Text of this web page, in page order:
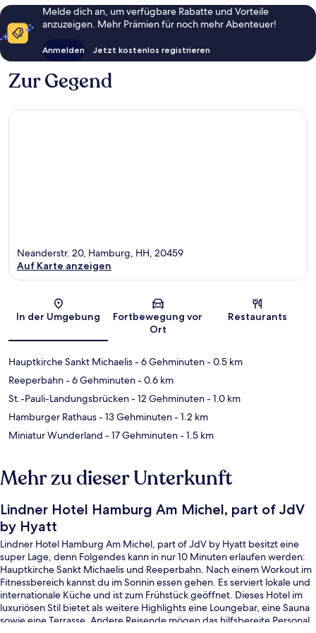
Melde dich an, um verfügbare Rabatte und Vorteile
anzuzeigen. Mehr Prämien für noch mehr Abenteuer!
Anmelden Jetzt kostenlos registrieren
Zur Gegend
Karte
Neanderstr. 20, Hamburg, HH, 20459
Auf Karte anzeigen
In der Umgebung
Fortbewegung vor
Ort
Restaurants
Hauptkirche Sankt Michaelis- 6 Gehminuten- 0.5 km
Reeperbahn- 6 Gehminuten- 0.6 km
St.-Pauli-Landungsbrücken- 12 Gehminuten- 1.0 km
Hamburger Rathaus- 13 Gehminuten- 1.2 km
Miniatur Wunderland - 17 Gehminuten- 1.5 km
Mehr zu dieser Unterkunft
Lindner Hotel Hamburg Am Michel, part of JdV
by Hyatt
Lindner Hotel Hamburg Am Michel, part of JdV by Hyatt besitzt eine
super Lage, denn Folgendes kann in nur 10 Minuten erlaufen werden:
Hauptkirche Sankt Michaelis und Reeperbahn. Nach einem Workout im
Fitnessbereich kannst du im Sonnin essen gehen. Es serviert lokale und
internationale Küche und ist zum Frühstück geöffnet. Dieses Hotel im
luxuriösen Stil bietet als weitere Highlights eine Loungebar, eine Sauna
sowie eine Terrasse. Andere Reisende mögen das hilfsbereite Personal